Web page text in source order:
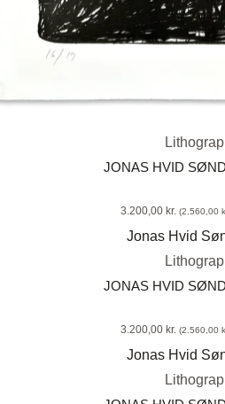
JONAS HVID
3.200,00 kr. (2.560,00
JONAS HVID
3.200,00 kr. (2.560,00